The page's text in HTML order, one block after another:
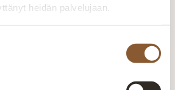
heidän palvelujaan.